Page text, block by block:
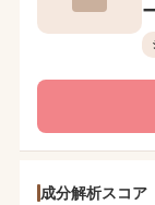
成分解析スコア